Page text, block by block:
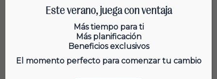
Caída del pelo
Cómo el alcohol influye en la
caída de pelo
Este verano, juega con ventaja
Más tiempo para ti
Más planificación
Beneficios exclusivos
El momento perfecto para comenzar tu cambio